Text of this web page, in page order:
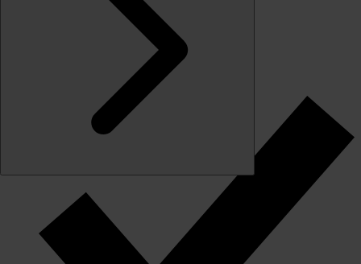
Originele merkglazen op sterkte